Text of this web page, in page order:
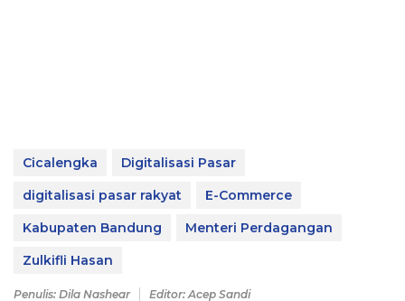
Cicalengka
Digitalisasi Pasar
digitalisasi pasar rakyat
E-Commerce
Kabupaten Bandung
Menteri Perdagangan
Zulkifli Hasan
Penulis: Dila Nashear Editor: Acep Sandi